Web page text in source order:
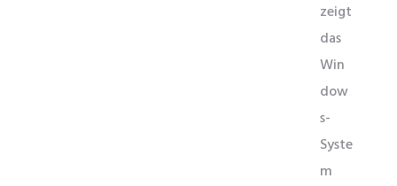
zeigt
das
Win
dow
s-
Syste
m